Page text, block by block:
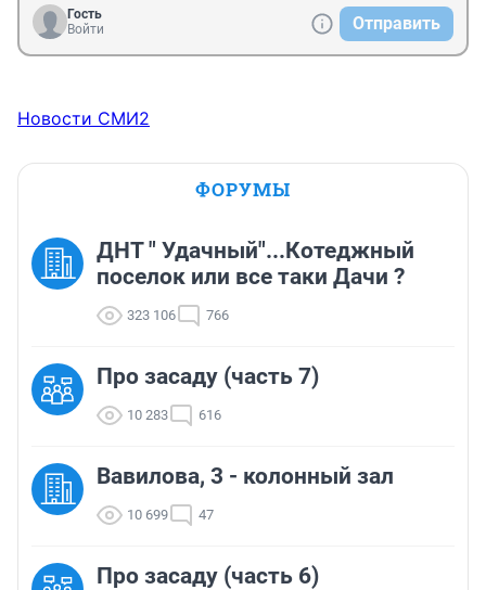
Гость
Войти
Отправить
Новости СМИ2
ФОРУМЫ
ДНТ " Удачный"...Котеджный
поселок или все таки Дачи ?
323 106 766
Про засаду (часть 7)
10 283 616
Вавилова, 3 - колонный зал
10 699 47
Про засаду (часть 6)